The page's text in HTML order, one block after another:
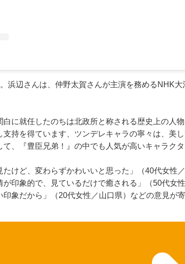
浜辺さんは、仲野太賀さんが主演を務めるNHK大
に就任したのちは北政所と称される歴史上の人
持を得ています、ツンデレキャラの寧々は、美
、『豊臣兄弟！』の中でも人気が高いキャラクタ
けど、変わらずかわいいと思った」（40代女性／
印象的で、見ているだけで癒される」（50代女性
印象だから」（20代女性／山口県）などの意見が